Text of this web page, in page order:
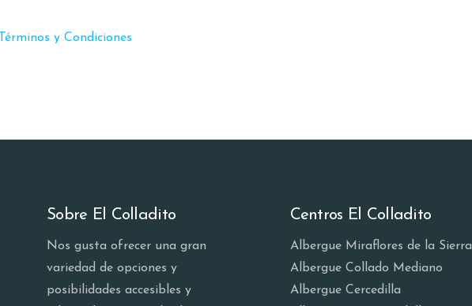
Términos y Condiciones
Sobre El Colladito
Nos gusta ofrecer una gran
variedad de opciones y
posibilidades accesibles y
Centros El Colladito
Albergue Miraflores de la Sierra
Albergue Collado Mediano
Albergue Cercedilla